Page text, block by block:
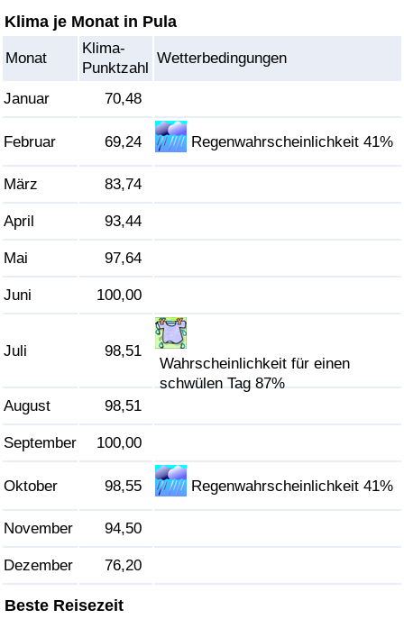
Klima je Monat in Pula
Monat
Klima-
Punktzahl
Wetterbedingungen
Januar 70,48
Februar 69,24 Regenwahrscheinlichkeit 41%
März 83,74
April 93,44
Mai 97,64
Juni 100,00
Juli 98,51
Wahrscheinlichkeit für einen
schwülen Tag 87%
August
98,51
September 100,00
Oktober 98,55 Regenwahrscheinlichkeit 41%
November 94,50
Dezember 76,20
Beste Reisezeit
Umweltverschmutzung
Umweltverschmutzungs-Index (aktuell)
Verschmutzungsindex
Umweltverschmutzungs-Index nach Land
Verkehrs-Index
Verkehrs-Index (aktuell)
Verkehrs-Index nach Land